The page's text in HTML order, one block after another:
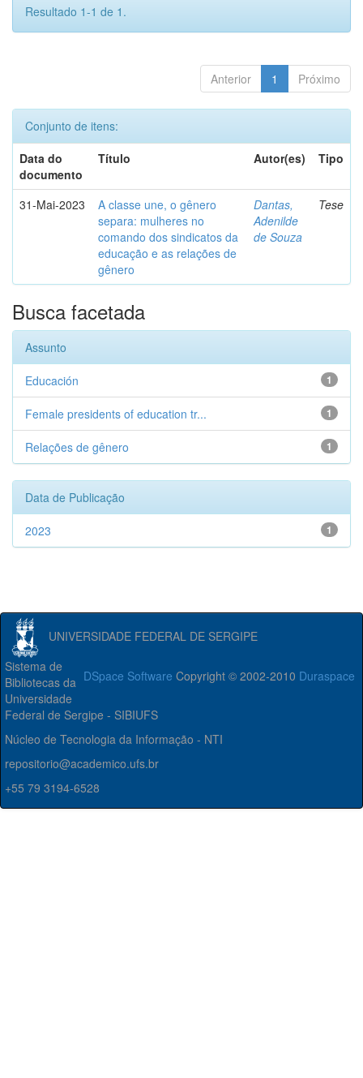
Resultado 1-1 de 1.
Anterior 1 Próximo
Conjunto de itens:
Data do
documento
Título Autor(es) Tipo
31-Mai-2023
A classe une, o gênero
separa: mulheres no
comando dos sindicatos da
educação e as relações de
gênero
Dantas,
Adenilde
de Souza
Tese
Busca facetada
Assunto
1
Educación
1
Female presidents of education tr...
1
Relações de gênero
Data de Publicação
1
2023
UNIVERSIDADE FEDERAL DE SERGIPE
DSpace Software Copyright © 2002-2010 Duraspace
Sistema de
Bibliotecas da
Universidade
Federal de Sergipe - SIBIUFS
Núcleo de Tecnologia da Informação - NTI
repositorio@academico.ufs.br
+55 79 3194-6528